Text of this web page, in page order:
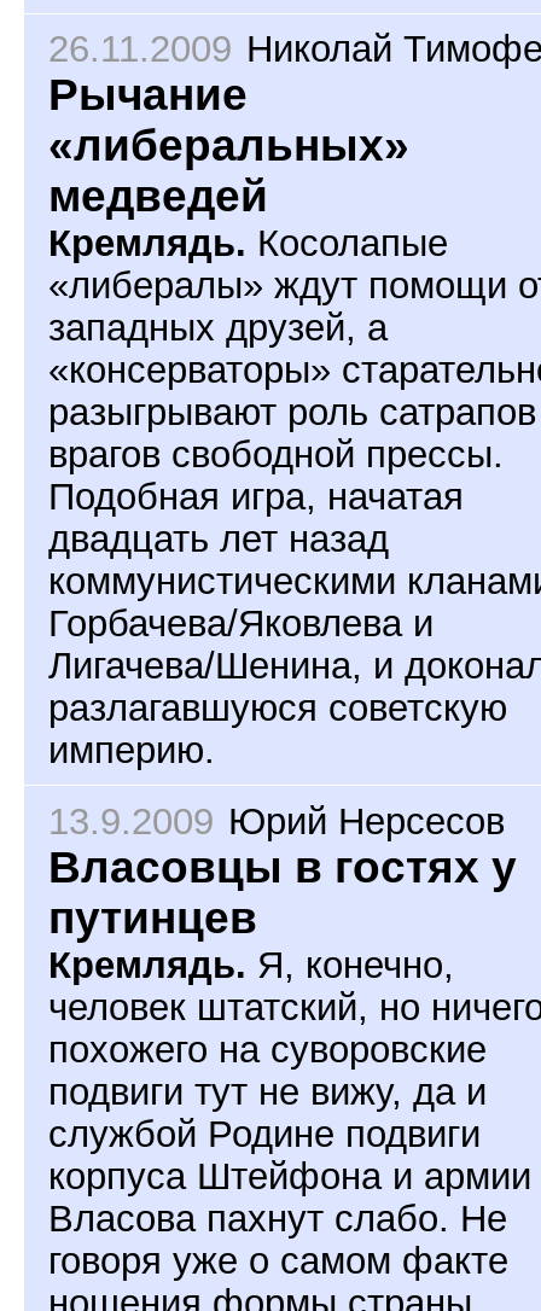
26.11.2009 Николай
Рычание
«либеральных»
медведей
Кремлядь. Косолапые
«либералы» ждут помощи
западных друзей, а
«консерваторы»
разыгрывают роль
врагов свободной прессы.
Подобная игра, начатая
двадцать лет назад
коммунистическими
Горбачева/Яковлева и
Лигачева/Шенина, и
разлагавшуюся советскую
империю.
13.9.2009 Юрий Нерсесов
Власовцы в гостях у
путинцев
Кремлядь. Я, конечно,
человек штатский, но
похожего на суворовские
подвиги тут не вижу, да и
службой Родине подвиги
корпуса Штейфона и армии
Власова пахнут слабо. Не
говоря уже о самом факте
ношения формы страны,